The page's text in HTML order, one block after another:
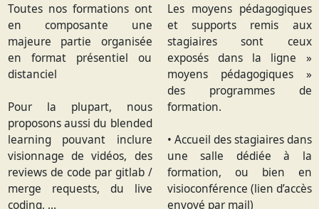
Toutes nos formations ont
en composante une
majeure partie organisée
en format présentiel ou
distanciel
Pour la plupart, nous
proposons aussi du blended
learning pouvant inclure
visionnage de vidéos, des
reviews de code par gitlab /
merge requests, du live
coding, …
Les moyens pédagogiques
et supports remis aux
stagiaires sont ceux
exposés dans la ligne »
moyens pédagogiques »
des programmes de
formation.
• Accueil des stagiaires dans
une salle dédiée à la
formation, ou bien en
visioconférence (lien d’accès
envoyé par mail)